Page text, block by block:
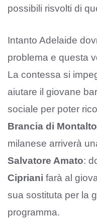
possibili risvolti di
Intanto Adelaide
problema e questa
La contessa si
aiutare il giovane
sociale per poter
Brancia di Montalto
milanese arriverà
Salvatore Amato:
Cipriani farà al
sua sostituta per la
programma.